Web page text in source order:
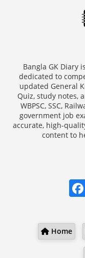
Bangla GK Diary
dedicated to
updated General
Quiz, study notes,
WBPSC, SSC,
government job
accurate, high-
content to
Home